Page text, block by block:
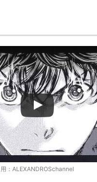
：ALEXANDROSchannel